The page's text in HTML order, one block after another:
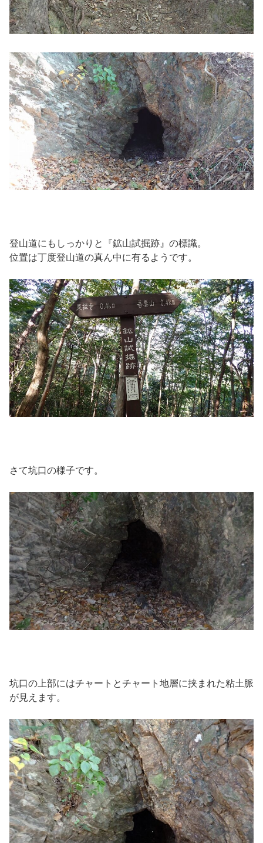
登山道にもしっかりと『鉱山試掘跡』の標識。
位置は丁度登山道の真ん中に有るようです。
さて坑口の様子です。
坑口の上部にはチャートとチャート地層に挟まれた粘土脈
が見えます。